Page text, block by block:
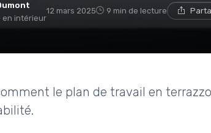
en intérieur
12 mars 2025 9 min de lecture
le plan de travail en